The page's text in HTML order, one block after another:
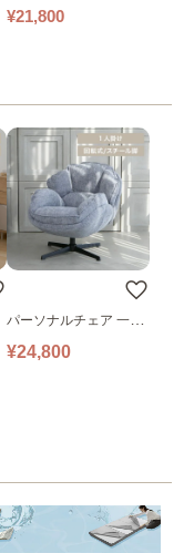
ックソファ ワイド
¥21,800
パーソナルチェア 一人
掛けソファ O’HANA ソ
¥24,800